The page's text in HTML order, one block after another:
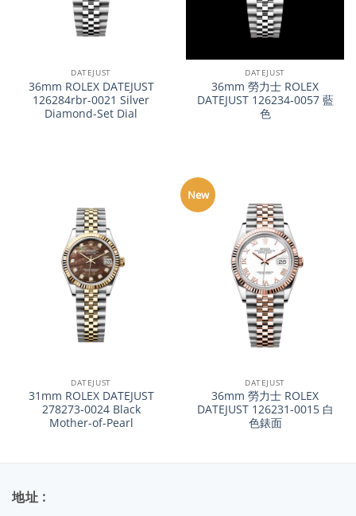
DATEJUST
36mm ROLEX DATEJUST
126284rbr-0021 Silver
Diamond-Set Dial
DATEJUST
36mm 勞力士 ROLEX
DATEJUST 126234-0057 藍
色
DATEJUST
31mm ROLEX DATEJUST
278273-0024 Black
Mother-of-Pearl
New
DATEJUST
36mm 勞力士 ROLEX
DATEJUST 126231-0015 白
色錶面
地址 :